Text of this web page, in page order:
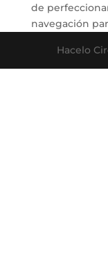
de
navegación
Hacelo